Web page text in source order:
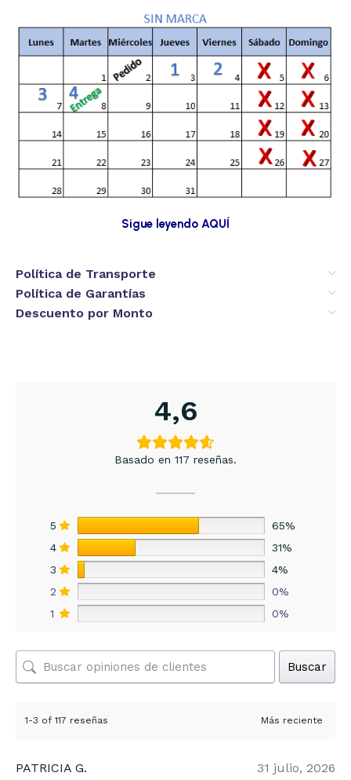
Sigue leyendo AQUÍ
Política de Transporte
Política de Garantías
Descuento por Monto
4,6
Basado en 117 reseñas.
5
65%
4
31%
3
4%
2
0%
1
0%
Buscar
1-3 of 117 reseñas
PATRICIA G. 31 julio, 2026